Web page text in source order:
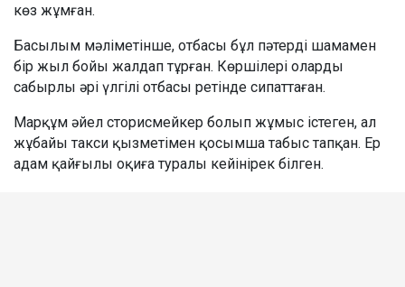
көз жұмған.
Басылым мәліметінше, отбасы бұл пәтерді шамамен
бір жыл бойы жалдап тұрған. Көршілері оларды
сабырлы әрі үлгілі отбасы ретінде сипаттаған.
Марқұм әйел сторисмейкер болып жұмыс істеген, ал
жұбайы такси қызметімен қосымша табыс тапқан. Ер
адам қайғылы оқиға туралы кейінірек білген.